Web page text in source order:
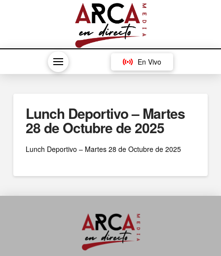
En Vivo
Lunch Deportivo – Martes
28 de Octubre de 2025
Lunch Deportivo – Martes 28 de Octubre de 2025